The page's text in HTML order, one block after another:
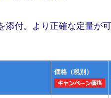
添付。より正確な定量が
価格（税別）